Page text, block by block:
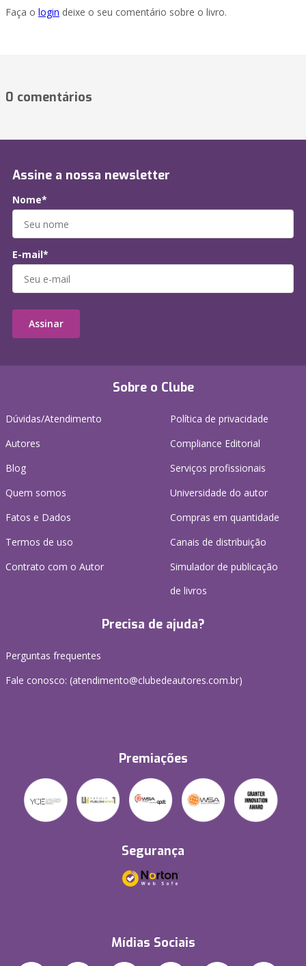
Faça o login deixe o seu comentário sobre o livro.
0 comentários
Sobre o Clube
Dúvidas/Atendimento
Autores
Blog
Quem somos
Fatos e Dados
Termos de uso
Contrato com o Autor
Política de privacidade
Compliance Editorial
Serviços profissionais
Universidade do autor
Compras em quantidade
Canais de distribuição
Simulador de publicação
de livros
Precisa de ajuda?
Perguntas frequentes
Fale conosco: (atendimento@clubedeautores.com.br)
Premiações
Segurança
Mídias Sociais
Assine a nossa newsletter
Nome*
E-mail*
Assinar